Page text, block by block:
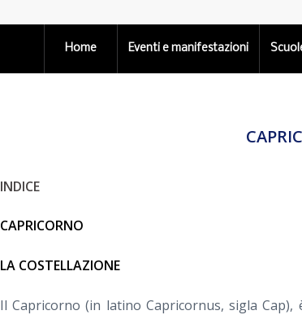
Home Eventi e manifestazioni
INDICE
CAPRICORNO
LA COSTELLAZIONE
Il Capricorno (in latino Capricornus, sigla Cap),